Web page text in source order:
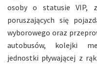
osoby o statusie VIP,
poruszających się
wyborowego oraz
autobusów, kolejki
jednostki pływającej z